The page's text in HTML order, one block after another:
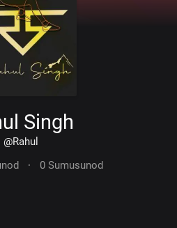
Singh
@Rahul
· 0 Sumusunod